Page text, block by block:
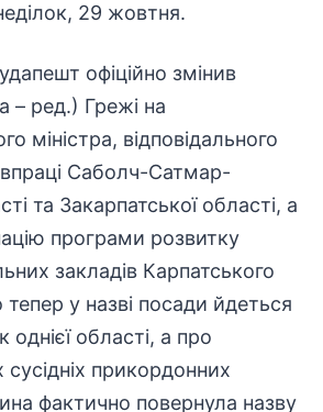
29 жовтня.
офіційно змінив
– ред.) Грежі на
міністра, відповідального
Саболч-Сатмар-
та Закарпатської області, а
програми розвитку
закладів Карпатського
тепер у назві посади йдеться
однієї області, а про
прикордонних
фактично повернула назву